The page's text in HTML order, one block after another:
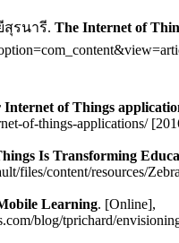
รนารี. The Internet of
Internet of Things
of-things-applications/
Is Transforming
files/content/resources/
Learning. [Online],
blog/tprichard/